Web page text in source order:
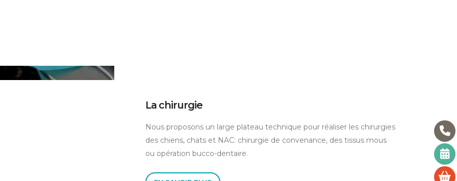
La chirurgie
Nous proposons un large plateau technique pour réaliser les chirurgies
des chiens, chats et NAC: chirurgie de convenance, des tissus mous
ou opération bucco-dentaire.